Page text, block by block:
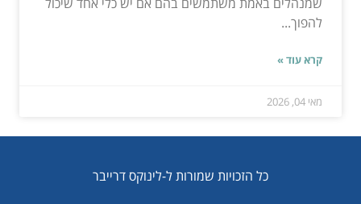
להפוך...
קרא עוד »
מאי 04, 2026
כל הזכויות שמורות ל-לינוקס דרייבר